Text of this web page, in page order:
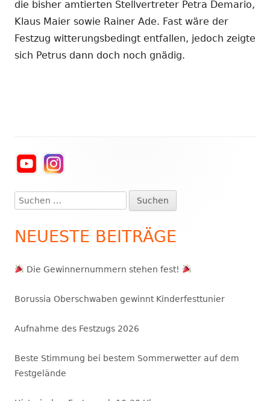
die bisher amtierten Stellvertreter Petra Demario,
Klaus Maier sowie Rainer Ade. Fast wäre der
Festzug witterungsbedingt entfallen, jedoch zeigte
sich Petrus dann doch noch gnädig.
Haupt-
Seitenleiste
Suchen
nach:
NEUESTE BEITRÄGE
Die Gewinnernummern stehen fest!
Borussia Oberschwaben gewinnt Kinderfesttunier
Aufnahme des Festzugs 2026
Beste Stimmung bei bestem Sommerwetter auf dem
Festgelände